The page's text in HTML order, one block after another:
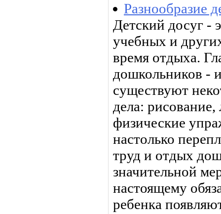
Разнообразие
Детский досуг -
учебных и
время отдыха.
дошкольников -
существуют
дела: рисование,
физические
настолько
труд и отдых
значительной
настоящему
ребенка